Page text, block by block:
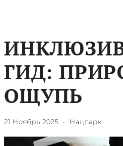
ГИД:
ОЩУПЬ
21 Ноябрь 2025 · Нацпарк